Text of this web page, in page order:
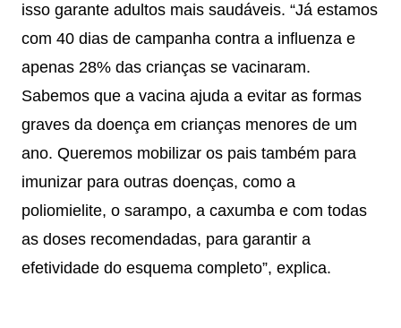
isso garante adultos mais saudáveis. “Já estamos
com 40 dias de campanha contra a influenza e
apenas 28% das crianças se vacinaram.
Sabemos que a vacina ajuda a evitar as formas
graves da doença em crianças menores de um
ano. Queremos mobilizar os pais também para
imunizar para outras doenças, como a
poliomielite, o sarampo, a caxumba e com todas
as doses recomendadas, para garantir a
efetividade do esquema completo”, explica.